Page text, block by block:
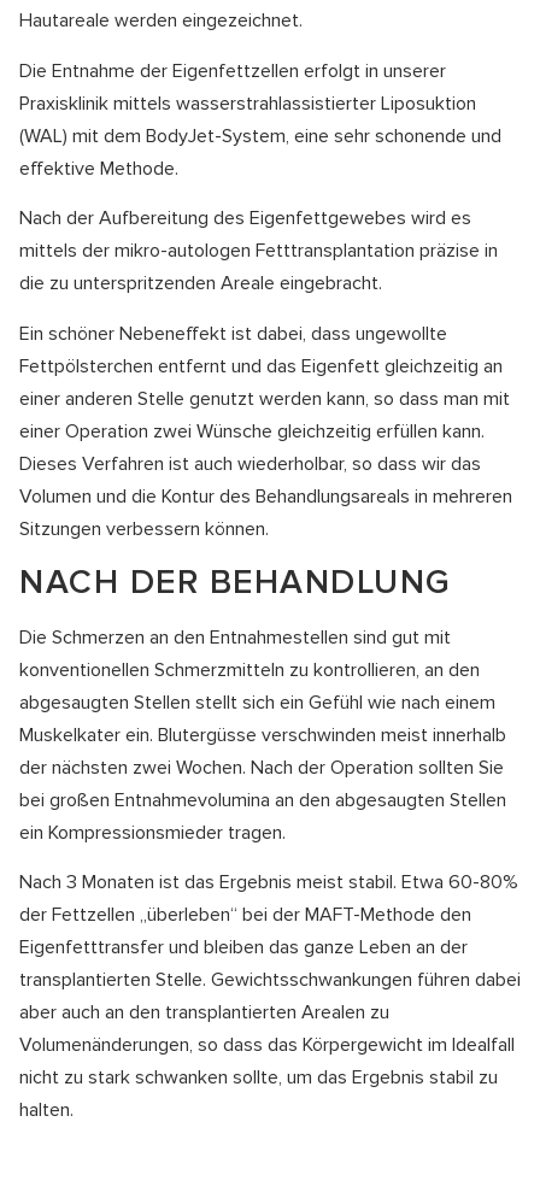
Hautareale werden eingezeichnet.
Die Entnahme der Eigenfettzellen erfolgt in unserer
Praxisklinik mittels wasserstrahlassistierter Liposuktion
(WAL) mit dem BodyJet-System, eine sehr schonende und
effektive Methode.
Nach der Aufbereitung des Eigenfettgewebes wird es
mittels der mikro-autologen Fetttransplantation präzise in
die zu unterspritzenden Areale eingebracht.
Ein schöner Nebeneffekt ist dabei, dass ungewollte
Fettpölsterchen entfernt und das Eigenfett gleichzeitig an
einer anderen Stelle genutzt werden kann, so dass man mit
einer Operation zwei Wünsche gleichzeitig erfüllen kann.
Dieses Verfahren ist auch wiederholbar, so dass wir das
Volumen und die Kontur des Behandlungsareals in mehreren
Sitzungen verbessern können.
NACH DER BEHANDLUNG
Die Schmerzen an den Entnahmestellen sind gut mit
konventionellen Schmerzmitteln zu kontrollieren, an den
abgesaugten Stellen stellt sich ein Gefühl wie nach einem
Muskelkater ein. Blutergüsse verschwinden meist innerhalb
der nächsten zwei Wochen. Nach der Operation sollten Sie
bei großen Entnahmevolumina an den abgesaugten Stellen
ein Kompressionsmieder tragen.
Nach 3 Monaten ist das Ergebnis meist stabil. Etwa 60-80%
der Fettzellen „überleben“ bei der MAFT-Methode den
Eigenfetttransfer und bleiben das ganze Leben an der
transplantierten Stelle. Gewichtsschwankungen führen dabei
aber auch an den transplantierten Arealen zu
Volumenänderungen, so dass das Körpergewicht im Idealfall
nicht zu stark schwanken sollte, um das Ergebnis stabil zu
halten.